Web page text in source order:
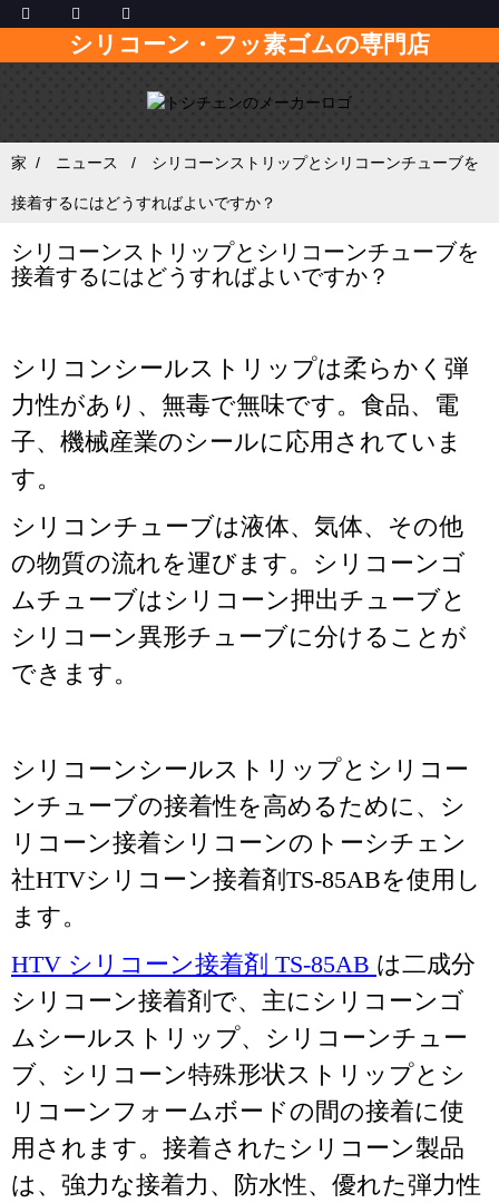
シリコーン・フッ素ゴムの専門店
家 ニュース シリコーンストリップとシリコーンチューブを
接着するにはどうすればよいですか？
シリコーンストリップとシリコーンチューブを
接着するにはどうすればよいですか？
シリコンシールストリップは柔らかく弾
力性があり、無毒で無味です。食品、電
子、機械産業のシールに応用されていま
す。
シリコンチューブは液体、気体、その他
の物質の流れを運びます。シリコーンゴ
ムチューブはシリコーン押出チューブと
シリコーン異形チューブに分けることが
できます。
シリコーンシールストリップとシリコー
ンチューブの接着性を高めるために、シ
リコーン接着シリコーンのトーシチェン
社HTVシリコーン接着剤TS-85ABを使用し
ます。
HTV シリコーン接着剤 TS-85AB は二成分
シリコーン接着剤で、主にシリコーンゴ
ムシールストリップ、シリコーンチュー
ブ、シリコーン特殊形状ストリップとシ
リコーンフォームボードの間の接着に使
用されます。接着されたシリコーン製品
は、強力な接着力、防水性、優れた弾力性